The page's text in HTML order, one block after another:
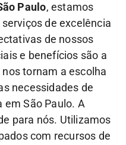
Paulo, estamos
de excelência
de nossos
e benefícios são a
tornam a escolha
necessidades de
São Paulo. A
para nós. Utilizamos
com recursos de